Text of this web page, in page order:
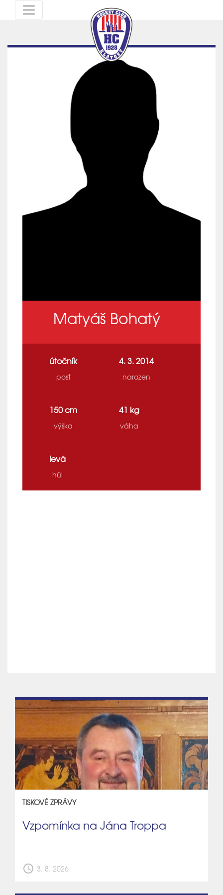
Matyáš Bohatý
útočník
post
4. 3. 2014
narozen
150 cm
výška
41 kg
váha
levá
hůl
TISKOVÉ ZPRÁVY
Vzpomínka na Jána Troppa
schedule 3. 8. 2026